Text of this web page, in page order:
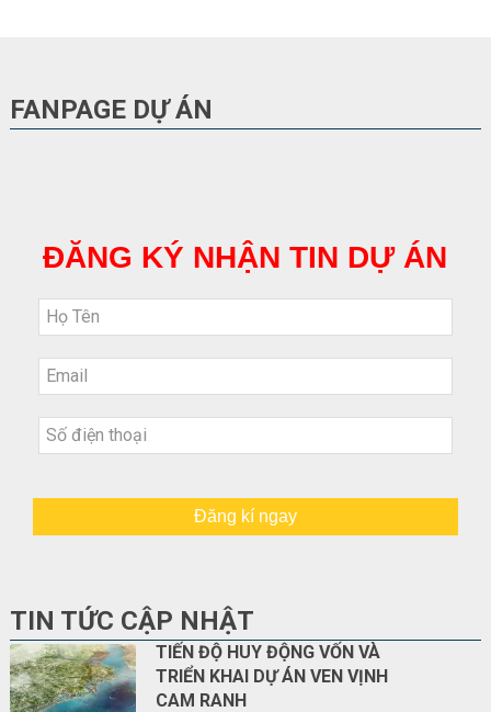
FANPAGE DỰ ÁN
ĐĂNG KÝ NHẬN TIN DỰ ÁN
Đăng kí ngay
TIN TỨC CẬP NHẬT
TIẾN ĐỘ HUY ĐỘNG VỐN VÀ
TRIỂN KHAI DỰ ÁN VEN VỊNH
CAM RANH